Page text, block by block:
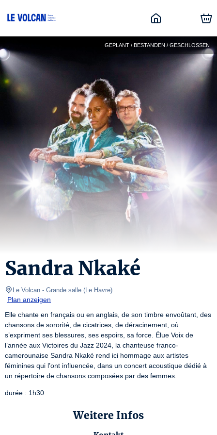
GEPLANT / BESTANDEN / GESCHLOSSEN
Sandra Nkaké
Le Volcan - Grande salle (Le Havre)
Plan anzeigen
Elle chante en français ou en anglais, de son timbre envoûtant, des
chansons de sororité, de cicatrices, de déracinement, où
s’expriment ses blessures, ses espoirs, sa force. Élue Voix de
l’année aux Victoires du Jazz 2024, la chanteuse franco-
camerounaise Sandra Nkaké rend ici hommage aux artistes
féminines qui l’ont influencée, dans un concert acoustique dédié à
un répertoire de chansons composées par des femmes.
durée : 1h30
Weitere Infos